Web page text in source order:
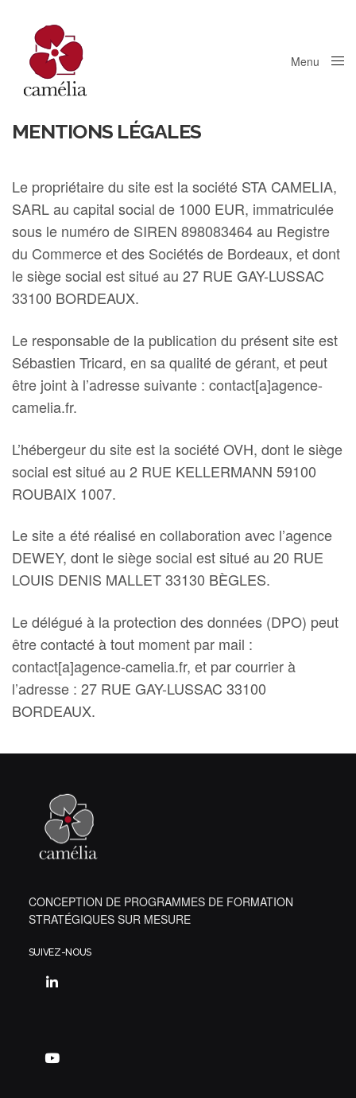
Menu
MENTIONS LÉGALES
Le propriétaire du site est la société STA CAMELIA,
SARL au capital social de 1000 EUR, immatriculée
sous le numéro de SIREN 898083464 au Registre
du Commerce et des Sociétés de Bordeaux, et dont
le siège social est situé au 27 RUE GAY-LUSSAC
33100 BORDEAUX.
Le responsable de la publication du présent site est
Sébastien Tricard, en sa qualité de gérant, et peut
être joint à l’adresse suivante : contact[a]agence-
camelia.fr.
L’hébergeur du site est la société OVH, dont le siège
social est situé au 2 RUE KELLERMANN 59100
ROUBAIX 1007.
Le site a été réalisé en collaboration avec l’agence
DEWEY, dont le siège social est situé au 20 RUE
LOUIS DENIS MALLET 33130 BÈGLES.
Le délégué à la protection des données (DPO) peut
être contacté à tout moment par mail :
contact[a]agence-camelia.fr, et par courrier à
l’adresse : 27 RUE GAY-LUSSAC 33100
BORDEAUX.
CONCEPTION DE PROGRAMMES DE FORMATION
STRATÉGIQUES SUR MESURE
SUIVEZ-NOUS